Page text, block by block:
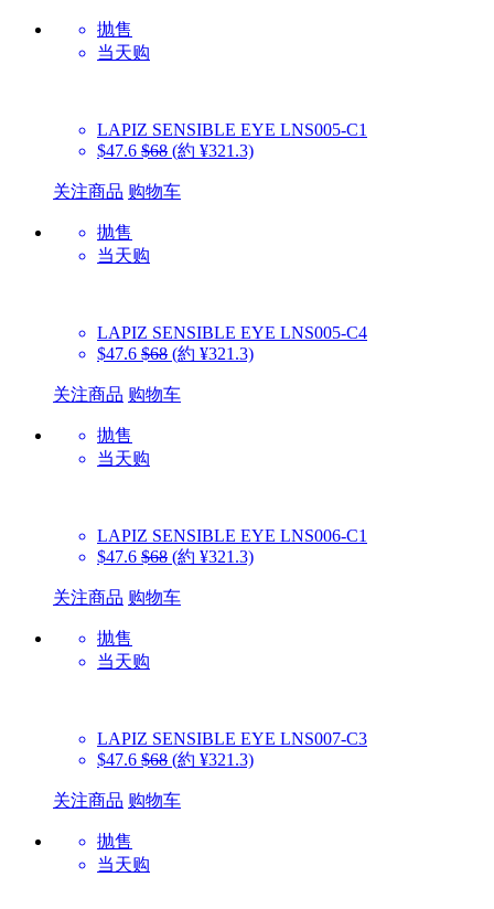
抛售
当天购
LAPIZ SENSIBLE EYE LNS005-C1
$47.6 $68 (約 ¥321.3)
关注商品 购物车
抛售
当天购
LAPIZ SENSIBLE EYE LNS005-C4
$47.6 $68 (約 ¥321.3)
关注商品 购物车
抛售
当天购
LAPIZ SENSIBLE EYE LNS006-C1
$47.6 $68 (約 ¥321.3)
关注商品 购物车
抛售
当天购
LAPIZ SENSIBLE EYE LNS007-C3
$47.6 $68 (約 ¥321.3)
关注商品 购物车
抛售
当天购